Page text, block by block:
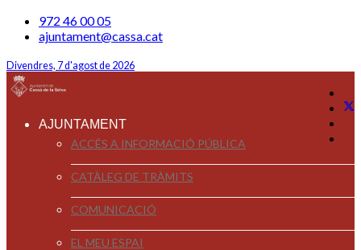
972 46 00 05
ajuntament@cassa.cat
Divendres, 7 d'agost de 2026
AJUNTAMENT
ACCÉS A INFORMACIÓ PÚBLICA
CATÀLEG DE TRÀMITS
COMUNICACIÓ
EL MEU ESPAI